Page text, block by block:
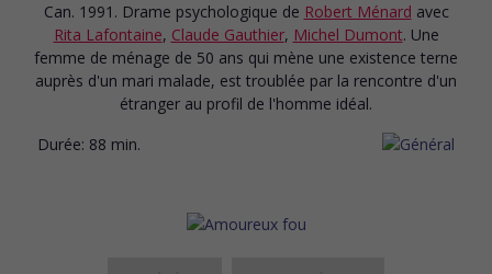
Can. 1991. Drame psychologique de Robert Ménard avec
Rita Lafontaine, Claude Gauthier, Michel Dumont. Une
femme de ménage de 50 ans qui mène une existence terne
auprès d'un mari malade, est troublée par la rencontre d'un
étranger au profil de l'homme idéal.
Durée: 88 min.